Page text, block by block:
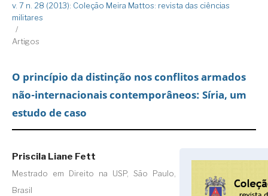
v. 7 n. 28 (2013): Coleção Meira Mattos: revista das ciências
militares
/
Artigos
O princípio da distinção nos conflitos armados
não-internacionais contemporâneos: Síria, um
estudo de caso
Priscila Liane Fett
Mestrado em Direito na USP, São Paulo, SP,
Brasil